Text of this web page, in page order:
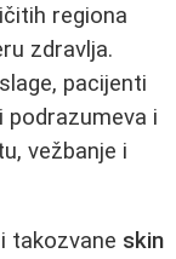
regiona
zdravlja.
pacijenti
podrazumeva i
vežbanje i
takozvane skin